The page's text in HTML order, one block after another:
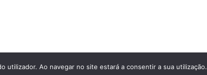
utilizador. Ao navegar no site estará a consentir a sua utilização.